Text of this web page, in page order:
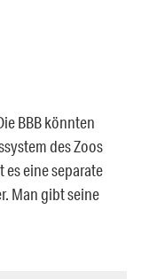
BBB könnten
des Zoos
eine separate
Man gibt seine